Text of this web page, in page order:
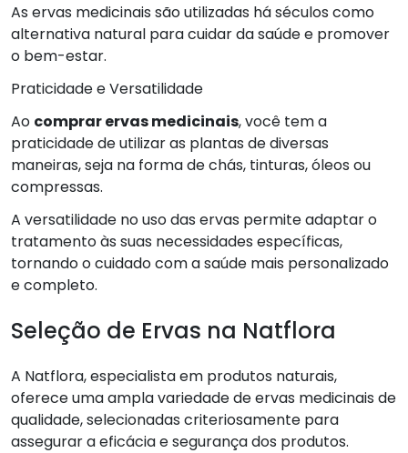
As ervas medicinais são utilizadas há séculos como
alternativa natural para cuidar da saúde e promover
o bem-estar.
Praticidade e Versatilidade
Ao comprar ervas medicinais, você tem a
praticidade de utilizar as plantas de diversas
maneiras, seja na forma de chás, tinturas, óleos ou
compressas.
A versatilidade no uso das ervas permite adaptar o
tratamento às suas necessidades específicas,
tornando o cuidado com a saúde mais personalizado
e completo.
Seleção de Ervas na Natflora
A Natflora, especialista em produtos naturais,
oferece uma ampla variedade de ervas medicinais de
qualidade, selecionadas criteriosamente para
assegurar a eficácia e segurança dos produtos.